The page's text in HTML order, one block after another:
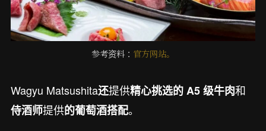
参考资料： 官方网站。
Wagyu Matsushita还提供精心挑选的 A5 级牛肉和
侍酒师提供的葡萄酒搭配。